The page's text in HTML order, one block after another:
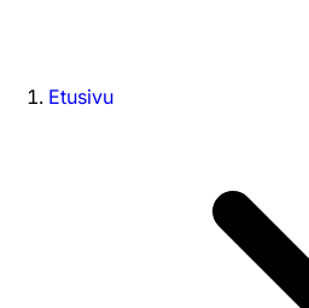
Etusivu